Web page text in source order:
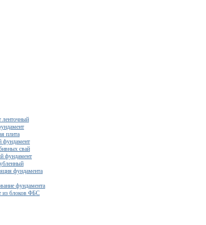
ленточный
плита
фундамент
свай
фундамент
фундамента
фундамента
из блоков ФБС